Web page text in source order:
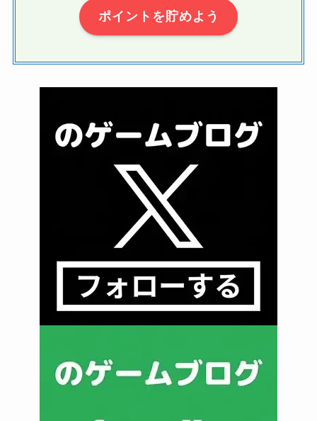
ポイントを貯めよう